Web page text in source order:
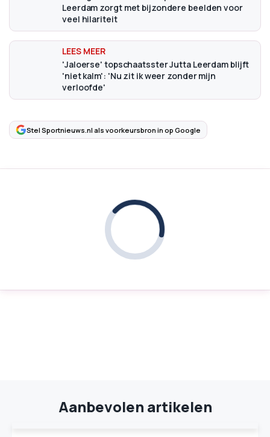
Leerdam zorgt met bijzondere beelden voor
veel hilariteit
'Jaloerse' topschaatsster Jutta Leerdam blijft
'niet kalm': 'Nu zit ik weer zonder mijn
verloofde'
Stel Sportnieuws.nl als voorkeursbron in op Google
Aanbevolen artikelen